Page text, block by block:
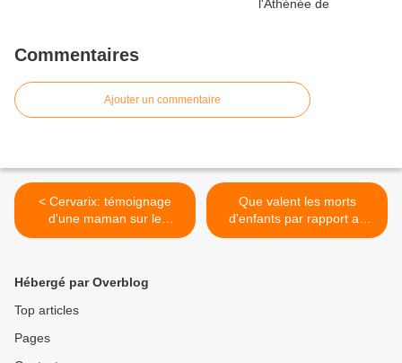
Commentaires
Ajouter un commentaire
< Cervarix: témoignage
d'une maman sur le
cauchemar vécu par sa fille
Que valent les morts
d'enfants par rapport au
discours promotionnel et
Hébergé par Overblog
Top articles
Pages